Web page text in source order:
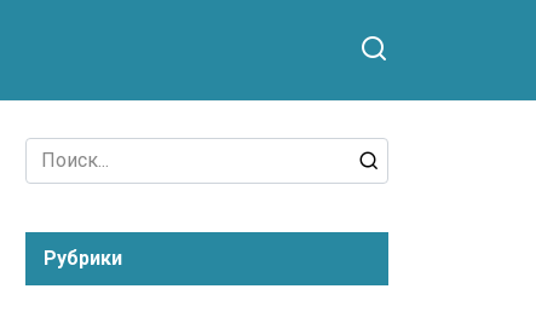
Search
for:
Рубрики